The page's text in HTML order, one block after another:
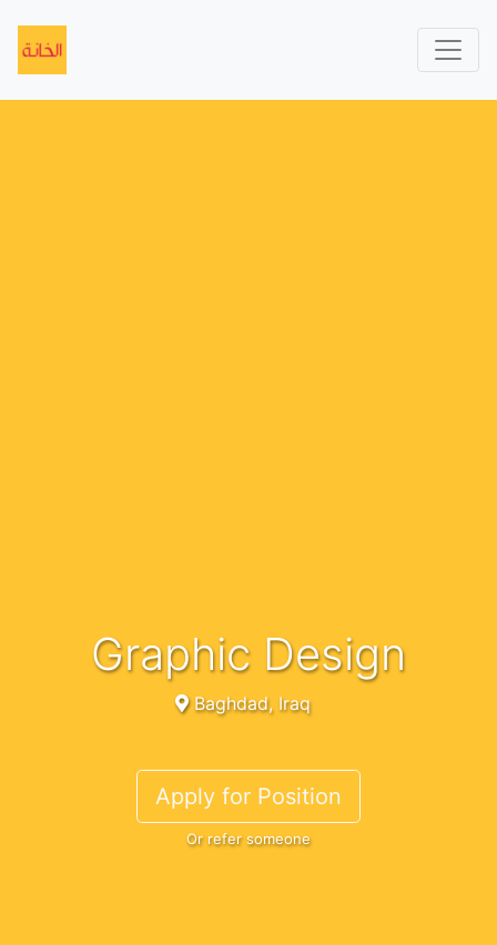
Graphic Design
Baghdad, Iraq
Apply for Position
Or refer someone